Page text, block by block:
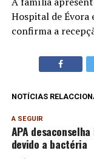
Hospital de Évora
confirma a
NOTÍCIAS
A SEGUIR
APA
devido a bactéria